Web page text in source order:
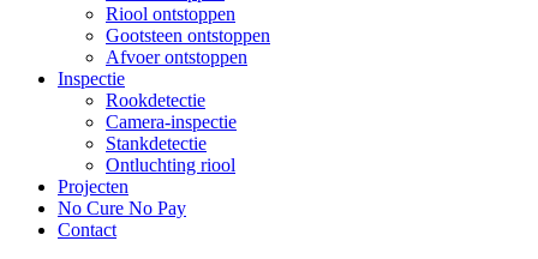
Riool ontstoppen
Gootsteen ontstoppen
Afvoer ontstoppen
Inspectie
Rookdetectie
Camera-inspectie
Stankdetectie
Ontluchting riool
Projecten
No Cure No Pay
Contact